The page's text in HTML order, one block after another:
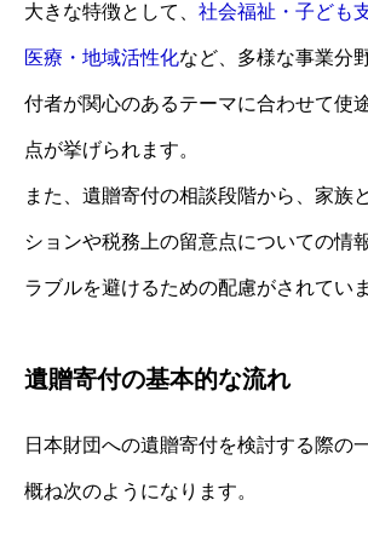
大きな特徴として、 社会福祉・子ども
医療・地域活性化など、多様な事業分
付者が関心のあるテーマに合わせて使
点が挙げられます。
また、遺贈寄付の相談段階から、家族
ションや税務上の留意点についての情
ラブルを避けるための配慮がされていま
遺贈寄付の基本的な流れ
日本財団への遺贈寄付を検討する際の
概ね次のようになります。